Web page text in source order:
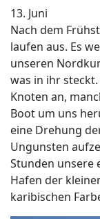
13. Juni
Nach dem
laufen aus. Es
unseren
was in ihr
Knoten an,
Boot um uns
eine Drehung
Ungunsten
Stunden unsere
Hafen der
karibischen